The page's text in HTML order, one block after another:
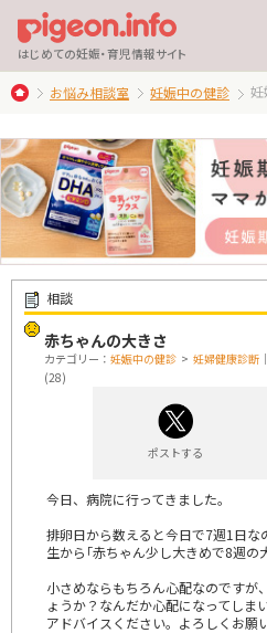
はじめての妊娠・育児情報サイト
お悩み相談室 妊娠中の健診 妊
相談
赤ちゃんの大きさ
カテゴリー： 妊娠中の健診 > 妊婦健康診断
(28)
ポストする
今日、病院に行ってきました。
排卵日から数えると今日で7週1日
生から｢赤ちゃん少し大きめで8週の
小さめならもちろん心配なのですが
ょうか？なんだか心配になってしま
アドバイスください。よろしくお願